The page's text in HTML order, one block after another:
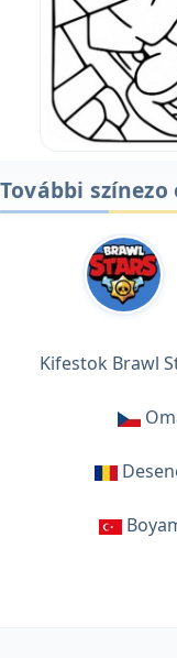
További
Kifestok Brawl